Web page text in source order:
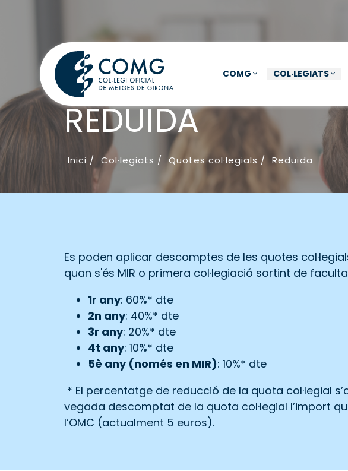
COMG COL·LEGIATS
REDUÏDA
Inici / Col·legiats / Quotes col·legials / Reduïda
Es poden aplicar descomptes de les quotes
quan s'és MIR o primera col·legiació sortint de
1r any: 60%* dte
2n any: 40%* dte
3r any: 20%* dte
4t any: 10%* dte
5è any (només en MIR): 10%* dte
* El percentatge de reducció de la quota col·legial
vegada descomptat de la quota col·legial l’import
l’OMC (actualment 5 euros).